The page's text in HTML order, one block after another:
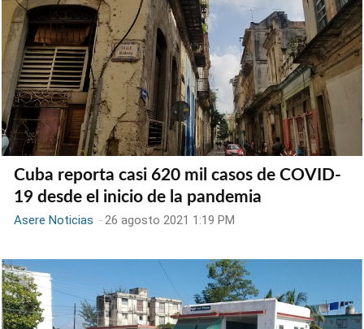
Cuba reporta casi 620 mil casos de COVID-
19 desde el inicio de la pandemia
Asere Noticias - 26 agosto 2021 1:19 PM